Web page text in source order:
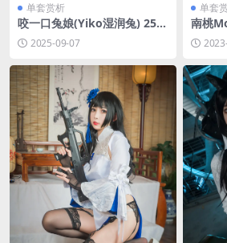
单套赏析
咬一口兔娘(Yiko湿润兔) 25年
8月月票特典 田舍生活 [95P1
V-2.32GB]
2025-09-07
单套
南桃
B]